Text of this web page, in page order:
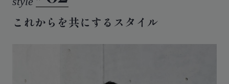
これからを共にするスタイル